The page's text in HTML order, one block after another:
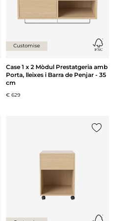
Customise
Case 1 x 2 Mòdul Prestatgeria amb
Porta, lleixes i Barra de Penjar - 35
cm
€ 629